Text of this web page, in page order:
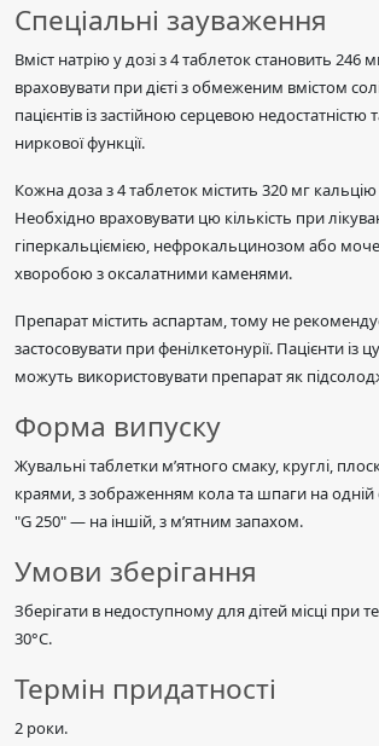
Спеціальні зауваження
Вміст натрію у дозі з 4 таблеток становить 246
враховувати при дієті з обмеженим вмістом
пацієнтів із застійною серцевою
ниркової функції.
Кожна доза з 4 таблеток містить 320 мг
Необхідно враховувати цю кількість при
гіперкальціємією, нефрокальцинозом або
хворобою з оксалатними каменями.
Препарат містить аспартам, тому не
застосовувати при фенілкетонурії. Пацієнти із
можуть використовувати препарат як
Форма випуску
Жувальні таблетки м’ятного смаку, круглі,
краями, з зображенням кола та шпаги на одній
"G 250" — на іншій, з м’ятним запахом.
Умови зберігання
Зберігати в недоступному для дітей місці при
30°C.
Термін придатності
2 роки.